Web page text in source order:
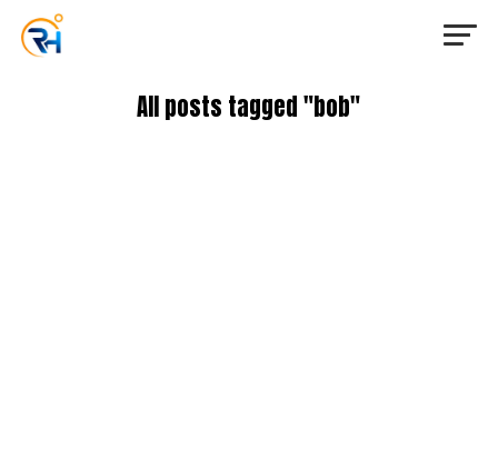
All posts tagged "bob"